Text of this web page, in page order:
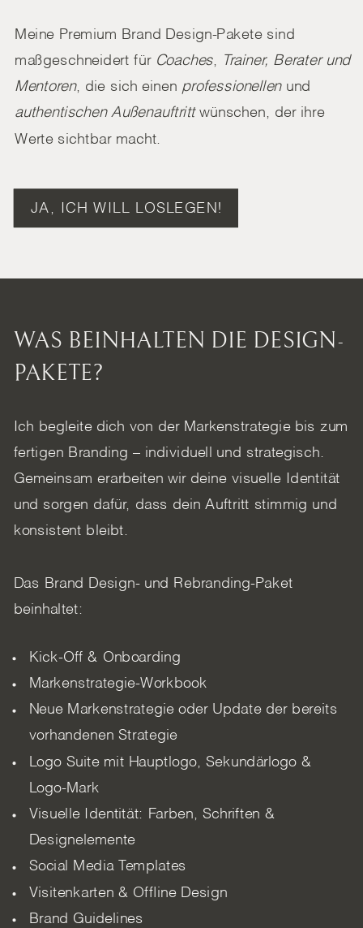
Meine Premium Brand Design-Pakete sind
maßgeschneidert für Coaches,
Trainer, Berater und
Mentoren, die sich einen professionellenund
authentischen Außenauftrittwünschen, der ihre
Werte sichtbar macht.
JA, ICH WILL LOSLEGEN!
WAS BEINHALTEN DIE DESIGN-
PAKETE?
Ich begleite dich von der Markenstrategie bis zum
fertigen Branding – individuell und strategisch.
Gemeinsam erarbeiten wir deine visuelle Identität
und sorgen dafür, dass dein Auftritt stimmig und
konsistent bleibt.
Das Brand Design- und Rebranding-Paket
beinhaltet:
Kick-Off & Onboarding
Markenstrategie-Workbook
Neue Markenstrategie oder Update der bereits
vorhandenen Strategie
Logo Suite mit Hauptlogo, Sekundärlogo &
Logo-Mark
Visuelle Identität: Farben, Schriften &
Designelemente
Social Media Templates
Visitenkarten & Offline Design
Brand Guidelines